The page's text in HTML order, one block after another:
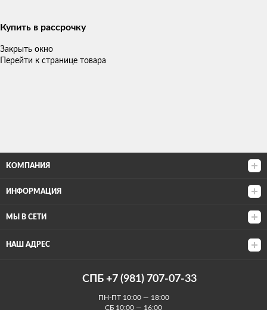
Купить в рассрочку
Закрыть окно
Перейти к странице товара
КОМПАНИЯ
ИНФОРМАЦИЯ
МЫ В СЕТИ
НАШ АДРЕС
СПБ +7 (981) 707-07-33
ПН-ПТ 10:00 — 18:00
СБ 10:00 — 16:00